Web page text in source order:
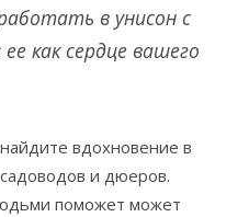
в унисон с
как сердце вашего
вдохновение в
и дюеров.
поможет может